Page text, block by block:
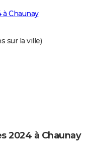
Chaunay
sur la ville)
2024 à Chaunay